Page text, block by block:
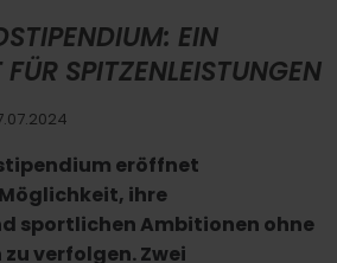
EIN
SPITZENLEISTUNGEN
eröffnet
ihre
sportlichen Ambitionen ohne
verfolgen. Zwei